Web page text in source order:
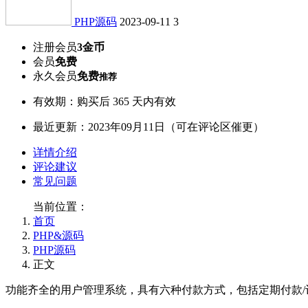
PHP源码 2023-09-11 3
注册会员3金币
会员免费
永久会员免费推荐
有效期：购买后 365 天内有效
最近更新：2023年09月11日（可在评论区催更）
详情介绍
评论建议
常见问题
当前位置：
首页
PHP&源码
PHP源码
正文
功能齐全的用户管理系统，具有六种付款方式，包括定期付款/